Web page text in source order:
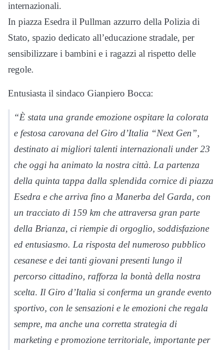
internazionali.
In piazza Esedra il Pullman azzurro della Polizia di
Stato, spazio dedicato all’educazione stradale, per
sensibilizzare i bambini e i ragazzi al rispetto delle
regole.
Entusiasta il sindaco Gianpiero Bocca:
“È stata una grande emozione ospitare la colorata
e festosa carovana del Giro d’Italia “Next Gen”,
destinato ai migliori talenti internazionali under 23
che oggi ha animato la nostra città. La partenza
della quinta tappa dalla splendida cornice di piazza
Esedra e che arriva fino a Manerba del Garda, con
un tracciato di 159 km che attraversa gran parte
della Brianza, ci riempie di orgoglio, soddisfazione
ed entusiasmo. La risposta del numeroso pubblico
cesanese e dei tanti giovani presenti lungo il
percorso cittadino, rafforza la bontà della nostra
scelta. Il Giro d’Italia si conferma un grande evento
sportivo, con le sensazioni e le emozioni che regala
sempre, ma anche una corretta strategia di
marketing e promozione territoriale, importante per